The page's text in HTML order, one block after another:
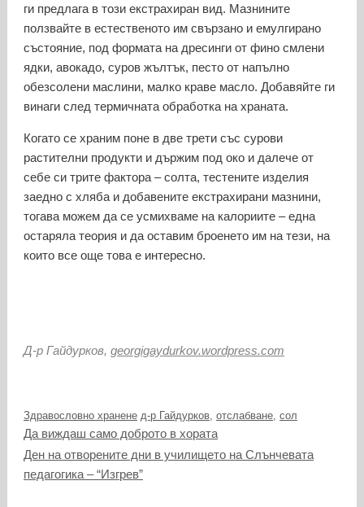
ги предлага в този екстрахиран вид. Мазнините
ползвайте в естественото им свързано и емулгирано
състояние, под формата на дресинги от фино смлени
ядки, авокадо, суров жълтък, песто от напълно
обезсолени маслини, малко краве масло. Добавяйте ги
винаги след термичната обработка на храната.
Когато се храним поне в две трети със сурови
растителни продукти и държим под око и далече от
себе си трите фактора – солта, тестените изделия
заедно с хляба и добавените екстрахирани мазнини,
тогава можем да се усмихваме на калориите – една
остаряла теория и да оставим броенето им на тези, на
които все още това е интересно.
Д-р Гайдурков, georgigaydurkov.wordpress.com
Категории
Здравословно хранене Етикети
д-р Гайдурков, отслабване, сол
Да виждаш само доброто в хората
Ден на отворените дни в училището на Слънчевата
педагогика – “Изгрев”